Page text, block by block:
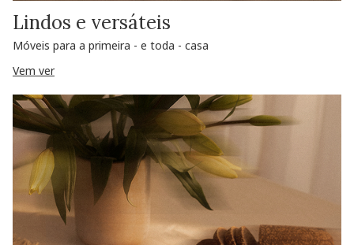
Lindos e versáteis
Móveis para a primeira - e toda - casa
Vem ver